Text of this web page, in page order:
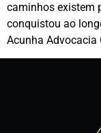
caminhos existem
conquistou ao
Acunha Advocacia